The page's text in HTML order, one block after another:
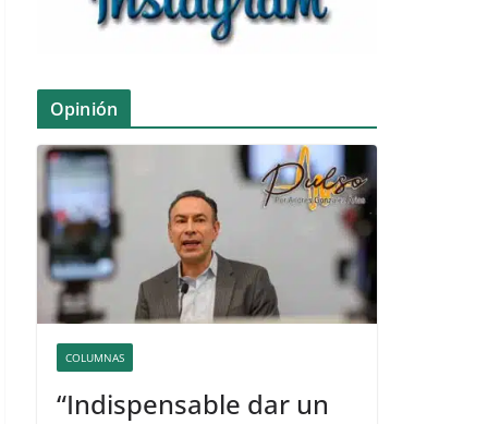
Opinión
COLUMNAS
“Indispensable dar un